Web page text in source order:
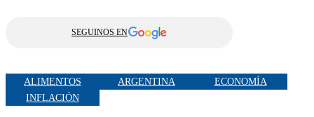
SEGUINOS EN
ALIMENTOS ARGENTINA
ECONOMÍA
INFLACIÓN